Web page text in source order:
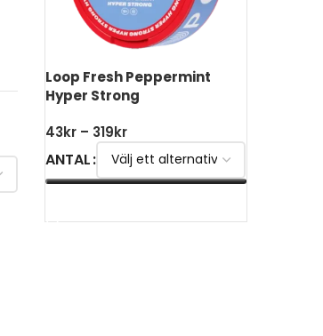
Loop Fresh Peppermint
Hyper Strong
43kr – 319kr
ANTAL